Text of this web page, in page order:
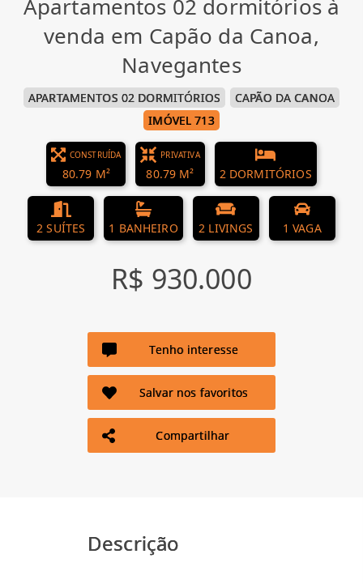
Apartamentos 02 dormitórios à
venda em Capão da Canoa,
Navegantes
APARTAMENTOS 02 DORMITÓRIOS
CAPÃO DA CANOA
IMÓVEL 713
CONSTRUÍDA
80.79 M²
PRIVATIVA
80.79 M² 2 DORMITÓRIOS
2 SUÍTES 1 BANHEIRO 2 LIVINGS 1 VAGA
R$ 930.000
Tenho interesse
Salvar nos favoritos
Compartilhar
Descrição